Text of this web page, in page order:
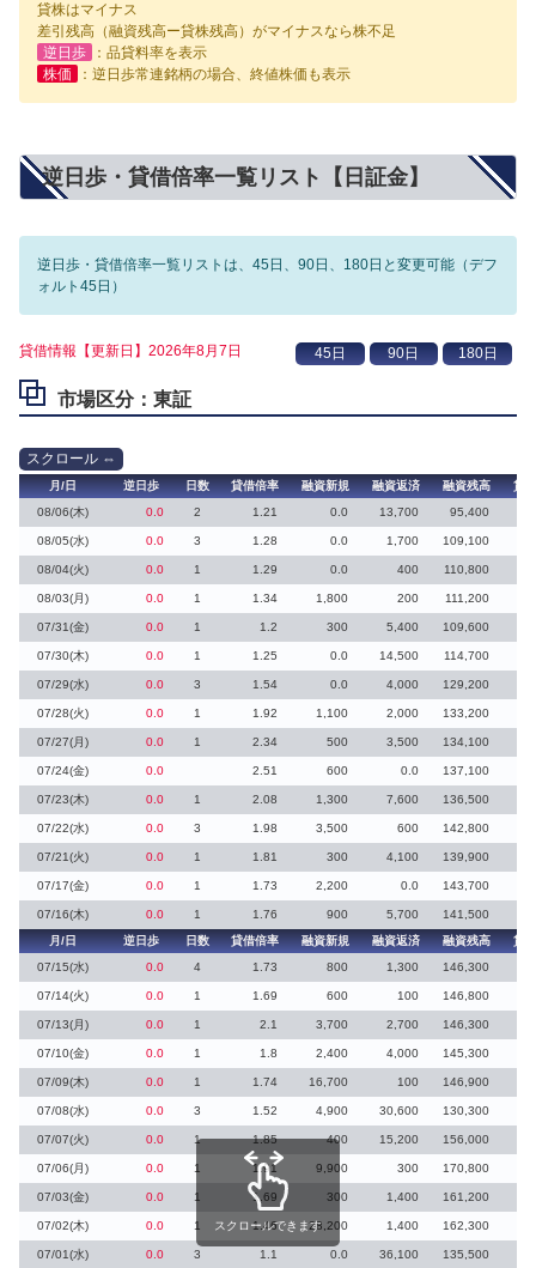
貸株はマイナス
差引残高（融資残高ー貸株残高）がマイナスなら株不足
逆日歩
：品貸料率を表示
株価
：逆日歩常連銘柄の場合、終値株価も表示
逆日歩・貸借倍率一覧リスト【日証金】
逆日歩・貸借倍率一覧リストは、45日、90日、180日と変更可能（デフ
ォルト45日）
貸借情報【更新日】2026年8月7日
市場区分：東証
月/日 逆日歩 日数 貸借倍率 融資新規 融資返済 融資残高
貸
08/06(木)
0.0 2 1.21 0.0 13,700 95,400
08/05(水) 0.0 3 1.28 0.0 1,700 109,100
08/04(火) 0.0 1 1.29 0.0 400 110,800
08/03(月) 0.0 1 1.34 1,800 200 111,200
07/31(金) 0.0 1 1.2 300 5,400 109,600
07/30(木) 0.0 1 1.25 0.0 14,500 114,700
07/29(水) 0.0 3 1.54 0.0 4,000 129,200
07/28(火) 0.0 1 1.92 1,100 2,000 133,200
07/27(月) 0.0 1 2.34 500 3,500 134,100
07/24(金) 0.0 2.51 600 0.0 137,100
07/23(木) 0.0 1 2.08 1,300 7,600 136,500
07/22(水) 0.0 3 1.98 3,500 600 142,800
07/21(火) 0.0 1 1.81 300 4,100 139,900
07/17(金) 0.0 1 1.73 2,200 0.0 143,700
07/16(木) 0.0 1 1.76 900 5,700
141,500
月/日
逆日歩 日数 貸借倍率 融資新規 融資返済 融資残高
貸
07/15(水)
0.0 4 1.73 800 1,300 146,300
07/14(火) 0.0 1 1.69 600 100 146,800
07/13(月) 0.0 1 2.1 3,700 2,700 146,300
07/10(金) 0.0 1 1.8 2,400 4,000 145,300
07/09(木) 0.0 1 1.74 16,700 100 146,900
07/08(水) 0.0 3 1.52 4,900 30,600 130,300
07/07(火) 0.0 1 1.85 400 15,200 156,000
07/06(月) 0.0 1 1.91 9,900 300 170,800
07/03(金) 0.0 1 1.69 300 1,400 161,200
07/02(木) 0.0 1 1.46 28,200 1,400 162,300
07/01(水) 0.0 3 1.1 0.0 36,100 135,500
スクロールできます